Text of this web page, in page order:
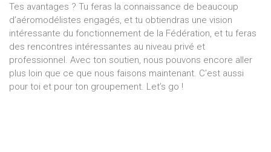
Tes avantages ? Tu feras la connaissance de beaucoup
d’aéromodélistes engagés, et tu obtiendras une vision
intéressante du fonctionnement de la Fédération, et tu feras
des rencontres intéressantes au niveau privé et
professionnel. Avec ton soutien, nous pouvons encore aller
plus loin que ce que nous faisons maintenant. C’est aussi
pour toi et pour ton groupement. Let’s go !